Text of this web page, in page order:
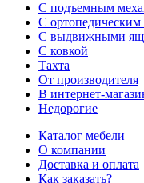
С подъемным
С
С выдвижными
С ковкой
Тахта
От производителя
В интернет-
Недорогие
Каталог мебели
О компании
Доставка и оплата
Как заказать?